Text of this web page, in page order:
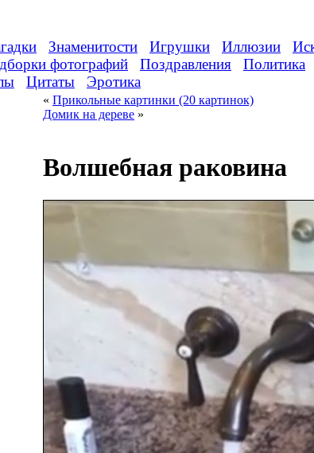
Знаменитости Игрушки Иллюзии
фотографий Поздравления Политика
Цитаты Эротика
« Прикольные картинки (20 картинок)
Домик на дереве »
Волшебная раковина